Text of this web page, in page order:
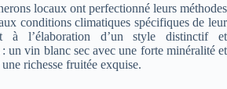
locaux ont perfectionné leurs méthodes
conditions climatiques spécifiques de leur
à l’élaboration d’un style distinctif et
un vin blanc sec avec une forte minéralité et
richesse fruitée exquise.